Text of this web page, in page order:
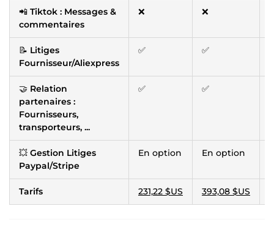
📲 Tiktok : Messages &
commentaires
❌ ❌
📝 Litiges
Fournisseur/Aliexpress
✅ ✅
🤝 Relation
partenaires :
Fournisseurs,
transporteurs, ...
✅ ✅
💥 Gestion Litiges
Paypal/Stripe
En option En option
Tarifs 231,22 $US 393,08 $US